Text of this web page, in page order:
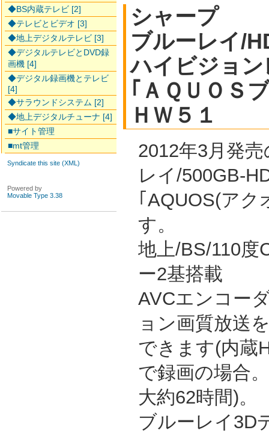
シャープ
ブルーレイ/
ハイビジョ
｢ＡＱＵＯＳ
ＨＷ５１
2012年3月発
レイ/500GB-
｢AQUOS(アク
す。
地上/BS/110度
ー2基搭載
AVCエンコー
ョン画質放送
できます(内蔵
で録画の場合
大約62時間)。
ブルーレイ3D
◆BS内蔵テレビ [2]
◆テレビとビデオ [3]
◆地上デジタルテレビ [3]
◆デジタルテレビとDVD録
画機 [4]
◆デジタル録画機とテレビ
[4]
◆サラウンドシステム [2]
◆地上デジタルチューナ [4]
■サイト管理
■mt管理
Syndicate this site (XML)
Powered by
Movable Type 3.38